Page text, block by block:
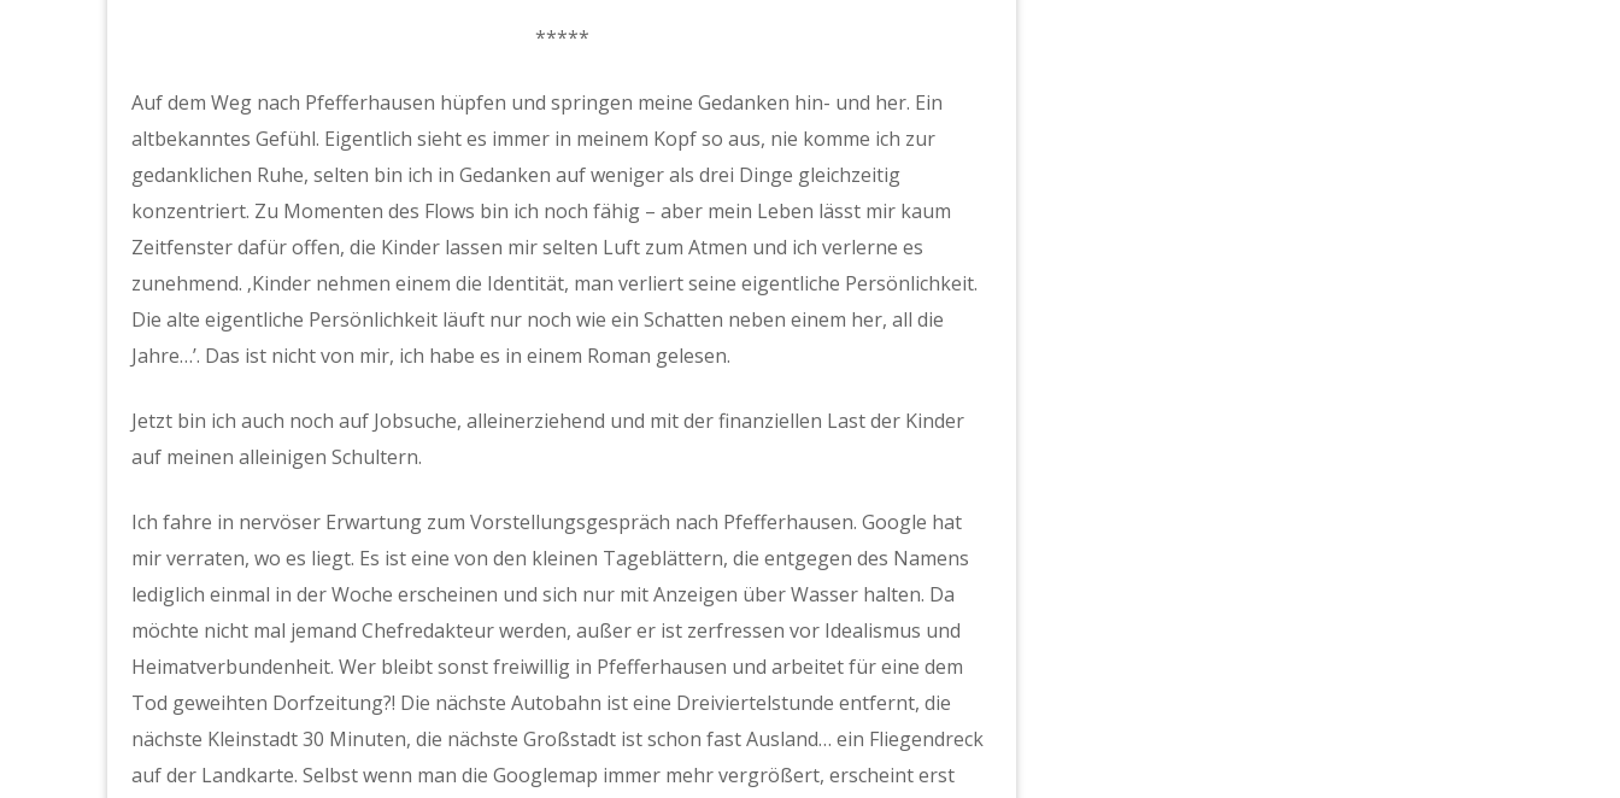
*****
Auf dem Weg nach Pfefferhausen hüpfen und springen meine Gedanken hin- und her. Ein
altbekanntes Gefühl. Eigentlich sieht es immer in meinem Kopf so aus, nie komme ich zur
gedanklichen Ruhe, selten bin ich in Gedanken auf weniger als drei Dinge gleichzeitig
konzentriert. Zu Momenten des Flows bin ich noch fähig – aber mein Leben lässt mir kaum
Zeitfenster dafür offen, die Kinder lassen mir selten Luft zum Atmen und ich verlerne es
zunehmend. ‚Kinder nehmen einem die Identität, man verliert seine eigentliche Persönlichkeit.
Die alte eigentliche Persönlichkeit läuft nur noch wie ein Schatten neben einem her, all die
Jahre…’. Das ist nicht von mir, ich habe es in einem Roman gelesen.
Jetzt bin ich auch noch auf Jobsuche, alleinerziehend und mit der finanziellen Last der Kinder
auf meinen alleinigen Schultern.
Ich fahre in nervöser Erwartung zum Vorstellungsgespräch nach Pfefferhausen. Google hat
mir verraten, wo es liegt. Es ist eine von den kleinen Tageblättern, die entgegen des Namens
lediglich einmal in der Woche erscheinen und sich nur mit Anzeigen über Wasser halten. Da
möchte nicht mal jemand Chefredakteur werden, außer er ist zerfressen vor Idealismus und
Heimatverbundenheit. Wer bleibt sonst freiwillig in Pfefferhausen und arbeitet für eine dem
Tod geweihten Dorfzeitung?! Die nächste Autobahn ist eine Dreiviertelstunde entfernt, die
nächste Kleinstadt 30 Minuten, die nächste Großstadt ist schon fast Ausland… ein Fliegendreck
auf der Landkarte. Selbst wenn man die Googlemap immer mehr vergrößert, erscheint erst